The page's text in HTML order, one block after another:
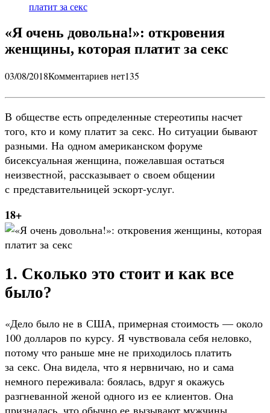
платит за секс
«Я очень довольна!»: откровения
женщины, которая платит за секс
03/08/2018Комментариев нет135
В обществе есть определенные стереотипы насчет
того, кто и кому платит за секс. Но ситуации бывают
разными. На одном американском форуме
бисексуальная женщина, пожелавшая остаться
неизвестной, рассказывает о своем общении
с представительницей эскорт-услуг.
18+
1. Сколько это стоит и как все
было?
«Дело было не в США, примерная стоимость — около
100 долларов по курсу. Я чувствовала себя неловко,
потому что раньше мне не приходилось платить
за секс. Она видела, что я нервничаю, но и сама
немного переживала: боялась, вдруг я окажусь
разгневанной женой одного из ее клиентов. Она
призналась, что обычно ее вызывают мужчины,